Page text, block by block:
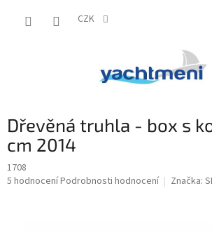
CZK
Dřevěná truhla - box s
cm 2014
1708
Průměrné
5 hodnoceníPodrobnosti hodnocení Značka: